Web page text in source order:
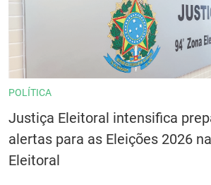
POLÍTICA
Justiça Eleitoral intensifica
alertas para as Eleições 2026
Eleitoral